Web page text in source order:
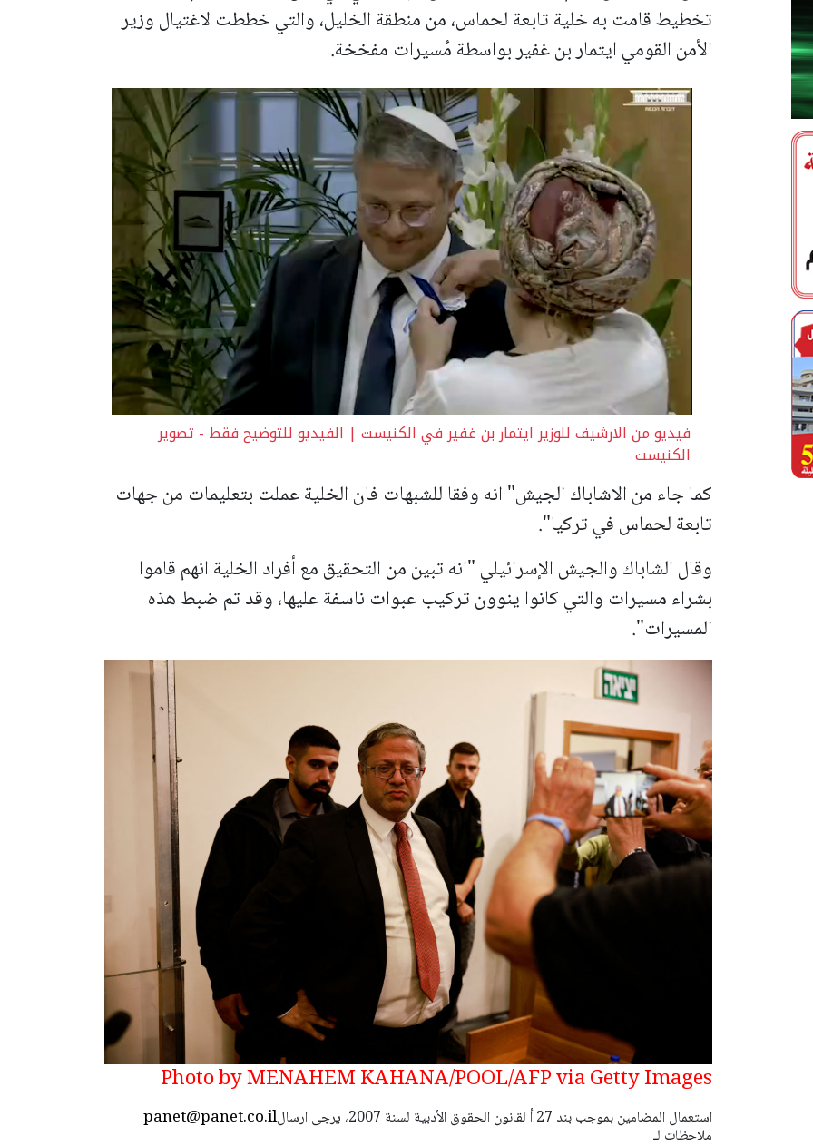
تخطيط قامت به خلية تابعة لحماس، من منطقة الخليل، والتي خططت لاغتيال وزير
الأمن القومي ايتمار بن غفير بواسطة مُسيرات مفخخة.
فيديو من الارشيف للوزير ايتمار بن غفير في الكنيست | الفيديو للتوضيح فقط - تصوير
الكنيست
كما جاء من الاشاباك الجيش" انه وفقا للشبهات فان الخلية عملت بتعليمات من جهات
تابعة لحماس في تركيا".
وقال الشاباك والجيش الإسرائيلي "انه تبين من التحقيق مع أفراد الخلية انهم قاموا
بشراء مسيرات والتي كانوا ينوون تركيب عبوات ناسفة عليها، وقد تم ضبط هذه
المسيرات".
Photo by MENAHEM KAHANA/POOL/AFP via Getty Images
panet@panet.co.ilاستعمال المضامين بموجب بند 27 أ لقانون الحقوق الأدبية لسنة 2007، يرجى ارسال
ملاحظات لـ